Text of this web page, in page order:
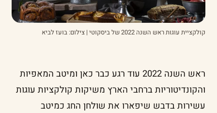
קולקציית עוגות ראש השנה 2022 של ביסקוטי | צילום: בועז לביא
ראש השנה 2022 עוד רגע כבר כאן ומיטב המאפיות
והקונדיטוריות ברחבי הארץ משיקות קולקציות עוגות
עשירות בדבש שיפארו את שולחן החג כמיטב